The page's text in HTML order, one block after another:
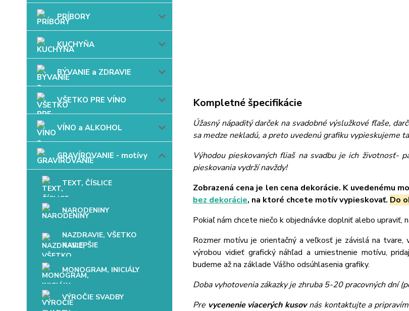
PRÍBORY
KUCHYŇA
BÝVANIE a ZDRAVIE
VŠETKO PRE VÍNO
VÍNO a ALKOHOL
GRAVÍROVANIE - motívy
TEXT, ČÍSLICE
NARODENINY
NAZDRAVIE, VŠETKO
NAJLEPŠIE
MONOGRAM, INICIÁLY
VÝROČIE SVADBY
Kompletné špecifikácie
Úžasný nápaditý darček na svadobné výslužkové fľaše,
sa medze nekladú, a preto uvedenú grafiku vypieskujeme
Výhodou pieskovaných fliaš na svadbu je ich životnosť-
pieskovania vydrží navždy!
Zobrazená cena je len cena dekorácie. K uvedenému
bez dekorácie, na ktoré chcete motív vypieskovať. Do
Pokiaľ nám chcete niečo k objednávke doplniť alebo upraviť,
Rozmer motívu je orientačný a veľkosť je závislá na
výrobou vidieť grafický náhľad a umiestnenie motívu,
budeme až na základe Vášho odsúhlasenia grafiky.
Doba vyhotovenia zákazky je zhruba 5-20 pracovných dní
Pre vycenenie viacerých kusovnás kontaktujte a